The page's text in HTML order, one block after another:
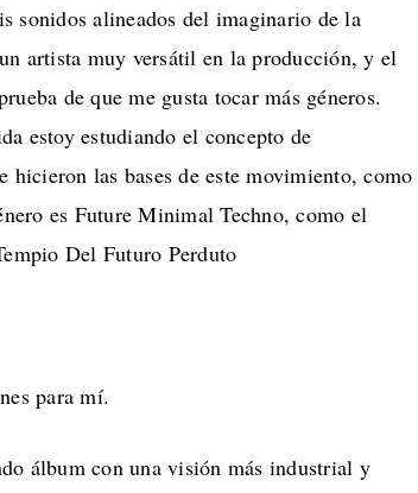
sonidos alineados del imaginario de la
artista muy versátil en la producción, y el
de que me gusta tocar más géneros.
estoy estudiando el concepto de
las bases de este movimiento, como
es Future Minimal Techno, como el
Del Futuro Perduto
para mí.
álbum con una visión más industrial y